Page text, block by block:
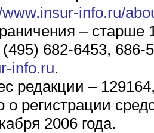
info.ru/
– старше
682-6453, 686-
info.ru.
редакции –
о регистрации
2006 года.